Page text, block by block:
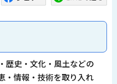
歴史・文化・風土などの
・情報・技術を取り入れ